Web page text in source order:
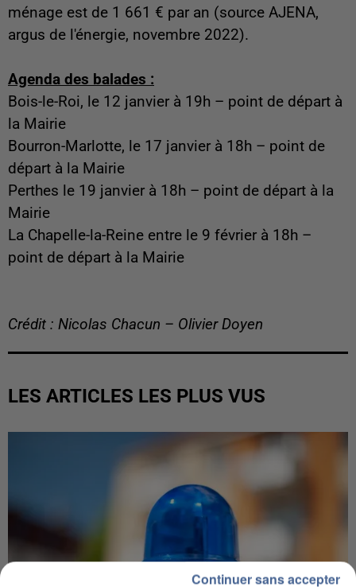
ménage est de 1 661 € par an (source AJENA,
argus de l'énergie, novembre 2022).
Agenda des balades :
Bois-le-Roi, le 12 janvier à 19h – point de départ à
la Mairie
Bourron-Marlotte, le 17 janvier à 18h – point de
départ à la Mairie
Perthes le 19 janvier à 18h – point de départ à la
Mairie
La Chapelle-la-Reine entre le 9 février à 18h –
point de départ à la Mairie
Crédit : Nicolas Chacun – Olivier Doyen
LES ARTICLES LES PLUS VUS
Continuer sans accepter